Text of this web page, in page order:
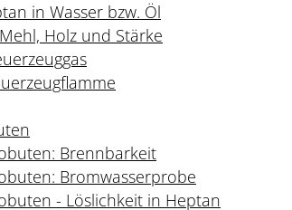
in Wasser bzw. Öl
Holz und Stärke
Brennbarkeit
Bromwasserprobe
- Löslichkeit in Heptan